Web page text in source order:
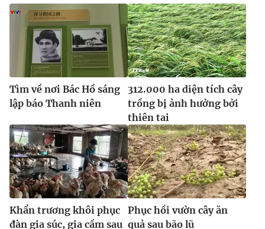
Ðiện thoại Thời báo VTV:024.66 897 897
Email:toasoan@vtv.vn
Liên hệ quảng cáo:024-7300.7108
® Cấm sao chép dưới mọi hình thức nếu không có sự chấp
thuận bằng văn bản. Ghi rõ nguồn VTV.vn khi phát hành lại
Tìm về nơi Bác Hồ sáng
lập báo Thanh niên
312.000 ha diện tích cây
trồng bị ảnh hưởng bởi
thiên tai
Khẩn trương khôi phục
đàn gia súc, gia cầm sau
Phục hồi vườn cây ăn
quả sau bão lũ